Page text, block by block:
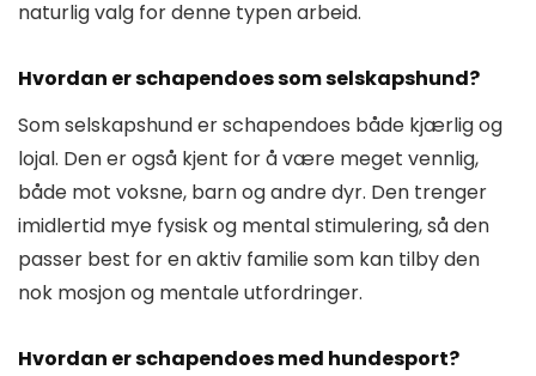
naturlig valg for denne typen arbeid.
Hvordan er schapendoes som selskapshund?
Som selskapshund er schapendoes både kjærlig og
lojal. Den er også kjent for å være meget vennlig,
både mot voksne, barn og andre dyr. Den trenger
imidlertid mye fysisk og mental stimulering, så den
passer best for en aktiv familie som kan tilby den
nok mosjon og mentale utfordringer.
Hvordan er schapendoes med hundesport?